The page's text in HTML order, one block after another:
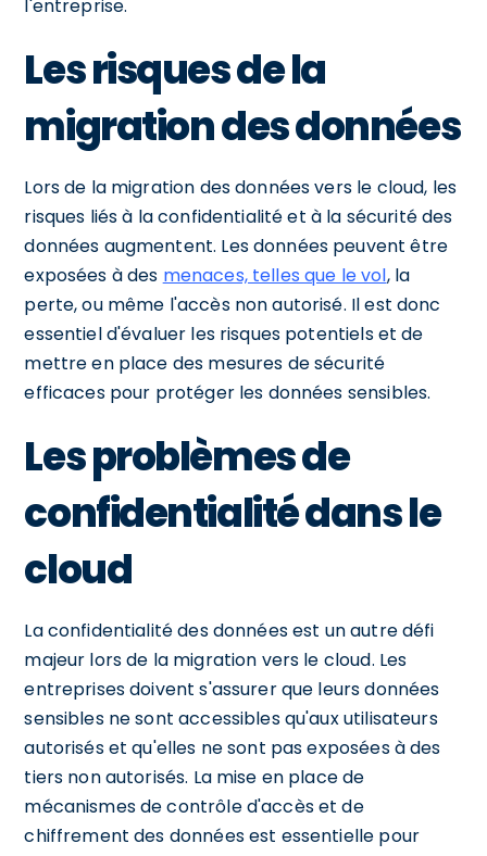
l'entreprise.
Les risques de la
migration des données
Lors de la migration des données vers le cloud, les
risques liés à la confidentialité et à la sécurité des
données augmentent. Les données peuvent être
exposées à des menaces, telles que le vol, la
perte, ou même l'accès non autorisé. Il est donc
essentiel d'évaluer les risques potentiels et de
mettre en place des mesures de sécurité
efficaces pour protéger les données sensibles.
Les problèmes de
confidentialité dans le
cloud
La confidentialité des données est un autre défi
majeur lors de la migration vers le cloud. Les
entreprises doivent s'assurer que leurs données
sensibles ne sont accessibles qu'aux utilisateurs
autorisés et qu'elles ne sont pas exposées à des
tiers non autorisés. La mise en place de
mécanismes de contrôle d'accès et de
chiffrement des données est essentielle pour